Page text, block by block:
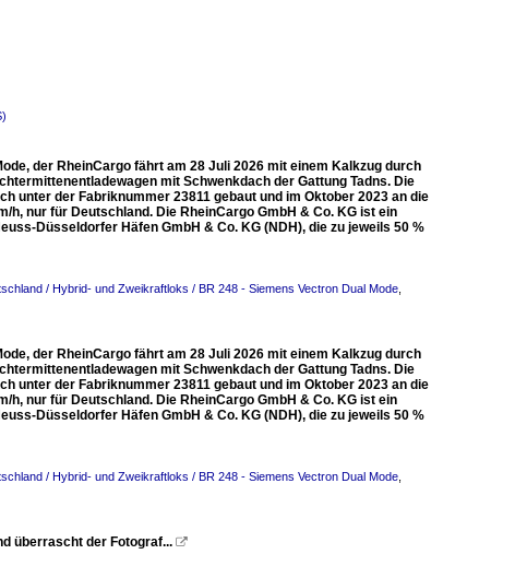
der RheinCargo fährt am 28 Juli 2026 mit einem Kalkzug durch
mit Schwenkdach der Gattung Tadns. Die
unter der Fabriknummer 23811 gebaut und im Oktober 2023 an die
h, nur für Deutschland. Die RheinCargo GmbH & Co. KG ist ein
Düsseldorfer Häfen GmbH & Co. KG (NDH), die zu jeweils 50 %
/ Hybrid- und Zweikraftloks / BR 248 - Siemens Vectron Dual Mode
der RheinCargo fährt am 28 Juli 2026 mit einem Kalkzug durch
mit Schwenkdach der Gattung Tadns. Die
unter der Fabriknummer 23811 gebaut und im Oktober 2023 an die
h, nur für Deutschland. Die RheinCargo GmbH & Co. KG ist ein
Düsseldorfer Häfen GmbH & Co. KG (NDH), die zu jeweils 50 %
/ Hybrid- und Zweikraftloks / BR 248 - Siemens Vectron Dual Mode
überrascht der Fotograf... 